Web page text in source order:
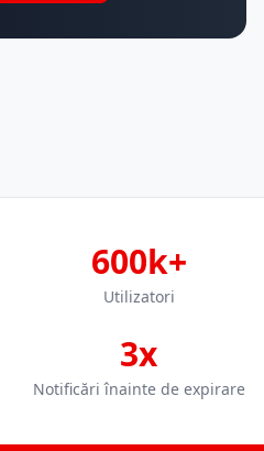
600k+
Utilizatori
3x
Notificări înainte de expirare